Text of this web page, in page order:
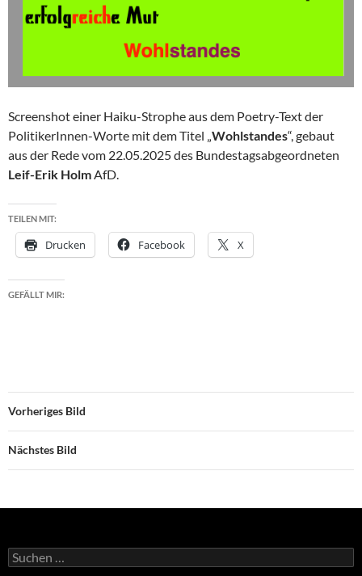
Screenshot einer Haiku-Strophe aus dem Poetry-Text der
PolitikerInnen-Worte mit dem Titel „Wohlstandes“, gebaut
aus der Rede vom 22.05.2025 des Bundestagsabgeordneten
Leif-Erik HolmAfD.
TEILEN MIT:
Drucken Facebook X
GEFÄLLT MIR:
Vorheriges Bild
Nächstes Bild
Suchen
nach: